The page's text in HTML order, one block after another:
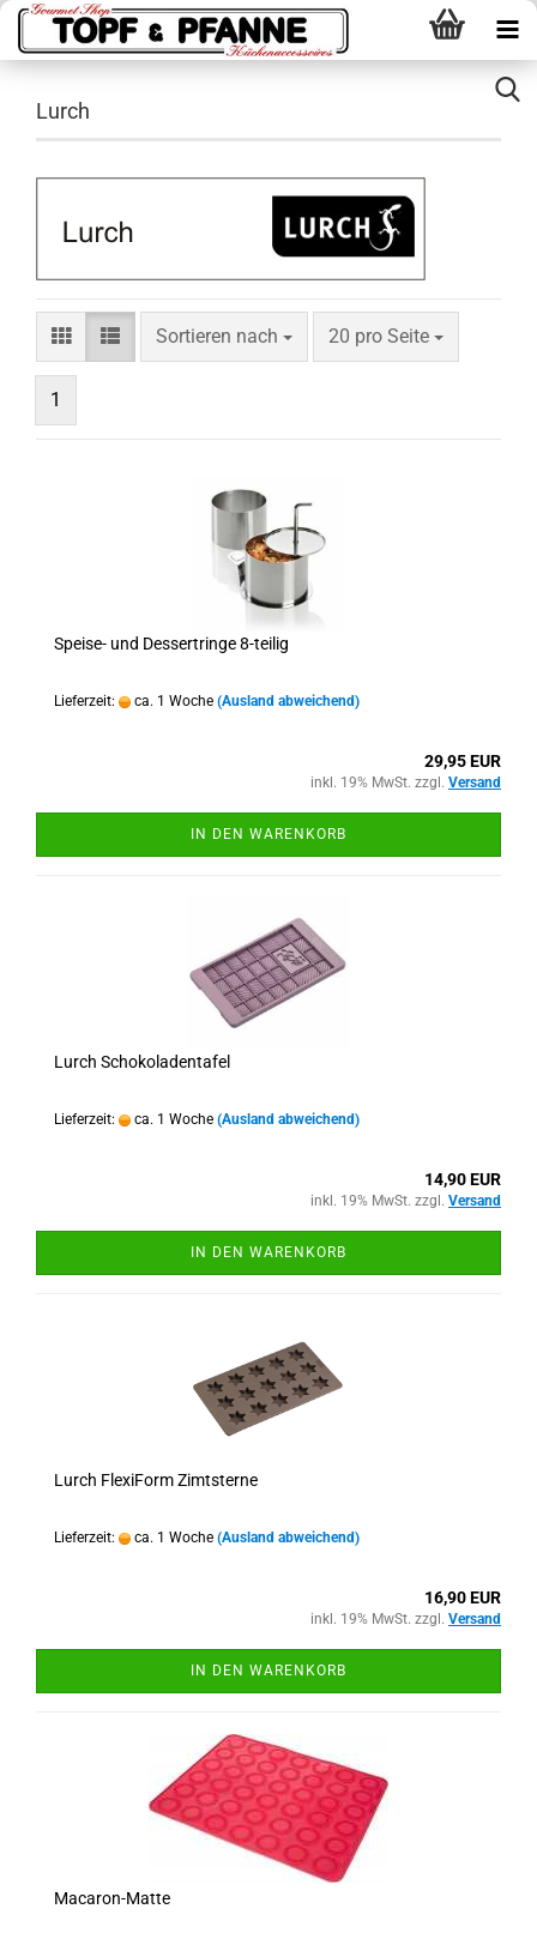
Lurch
Sortieren nach
Sortieren nach 20 pro Seite
pro Seite
1
Speise- und Dessertringe 8-teilig
Lieferzeit: ca. 1 Woche (Ausland abweichend)
29,95 EUR
inkl. 19% MwSt. zzgl. Versand
IN DEN WARENKORB
Lurch Schokoladentafel
Lieferzeit: ca. 1 Woche (Ausland abweichend)
14,90 EUR
inkl. 19% MwSt. zzgl. Versand
IN DEN WARENKORB
Lurch FlexiForm Zimtsterne
Lieferzeit: ca. 1 Woche (Ausland abweichend)
16,90 EUR
inkl. 19% MwSt. zzgl. Versand
IN DEN WARENKORB
Macaron-Matte